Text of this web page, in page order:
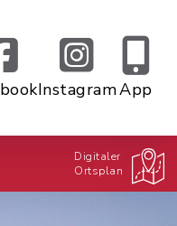
InstagramApp
Digitaler
Ortsplan